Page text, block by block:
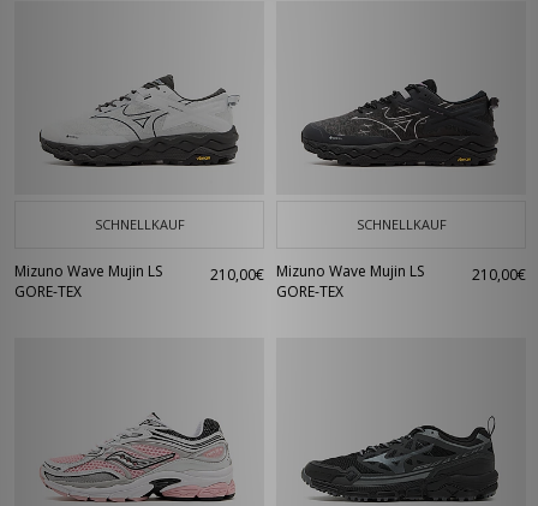
SCHNELLKAUF
Mizuno Wave Mujin LS
GORE-TEX
210,00€
SCHNELLKAUF
Mizuno Wave Mujin LS
GORE-TEX
210,00€